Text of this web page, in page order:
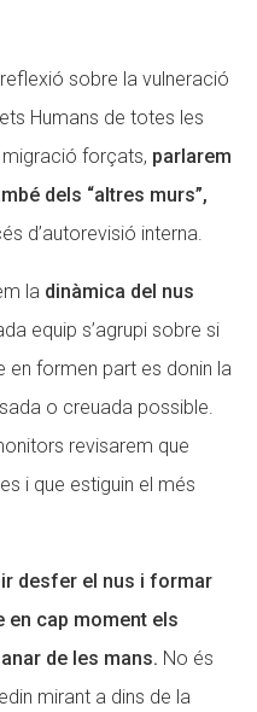
sobre la vulneració
Humans de totes les
forçats, parlarem
dels “altres murs”,
d’autorevisió interna.
la dinàmica del nus
equip s’agrupi sobre si
en formen part es donin la
o creuada possible.
revisarem que
i que estiguin el més
desfer el nus i formar
en cap moment els
de les mans. No és
mirant a dins de la